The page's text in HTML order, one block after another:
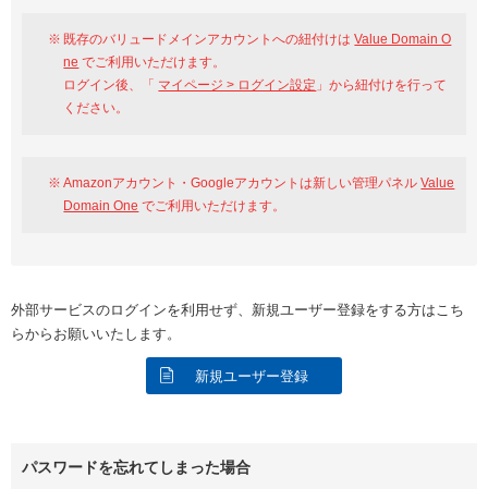
既存のバリュードメインアカウントへの紐付けはValue Domain O
ne でご利用いただけます。
ログイン後、「 マイページ > ログイン設定 」から紐付けを行って
ください。
Amazonアカウント・Googleアカウントは新しい管理パネルValue
Domain One でご利用いただけます。
外部サービスのログインを利用せず、新規ユーザー登録をする方はこち
らからお願いいたします。
新規ユーザー登録
パスワードを忘れてしまった場合